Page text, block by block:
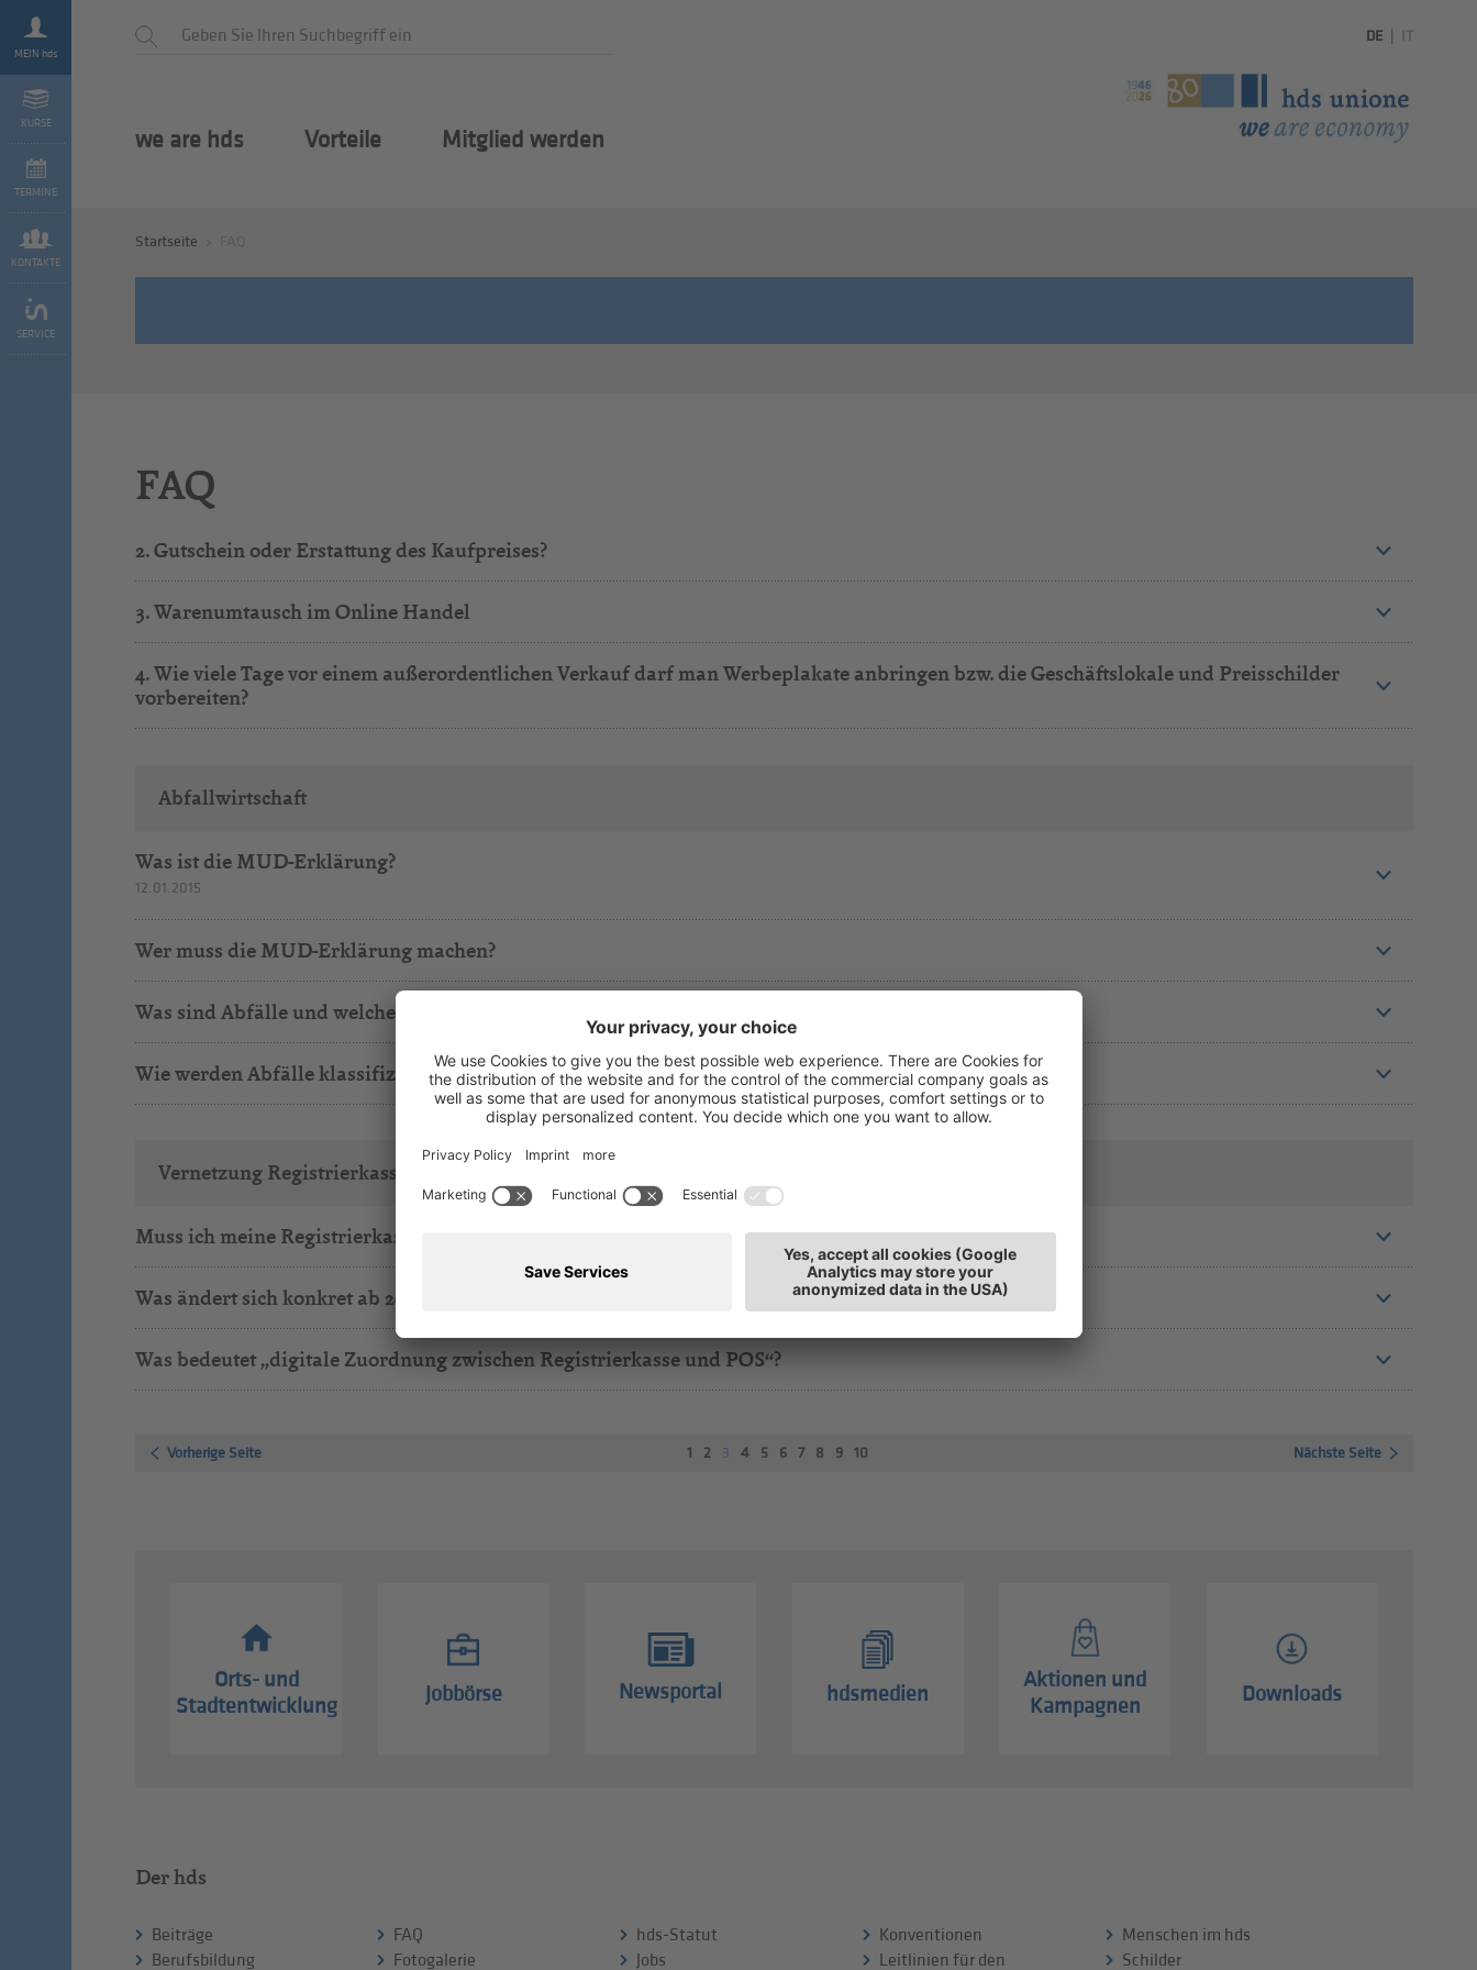
MEIN hds
KURSE
TERMINE
KONTAKTE
SERVICE
DE IT
we are hds Vorteile Mitglied werden
Startseite
FAQ
2. Gutschein oder Erstattung des Kaufpreises?
3. Warenumtausch im Online Handel
4. Wie viele Tage vor einem außerordentlichen Verkauf darf man Werbeplakate anbringen bzw. die Geschäftslokale und Preisschilder
vorbereiten?
Abfallwirtschaft
Was ist die MUD-Erklärung?
12.01.2015
Wer muss die MUD-Erklärung machen?
Was sind Abfälle und welche Art von Abfälle gibt es?
Wie werden Abfälle klassifiziert?
Vernetzung Registrierkasse-POS
Muss ich meine Registrierkasse austauschen, um der Verpflichtung nachzukommen?
Was ändert sich konkret ab 2026?
Was bedeutet „digitale Zuordnung zwischen Registrierkasse und POS“?
Vorherige Seite 1 2 3 4 5 6 7 8 9 10 Nächste Seite
Orts- und
Stadtentwicklung
Jobbörse Newsportal hdsmedien
Aktionen und
Kampagnen
Downloads
Der hds
Beiträge
Berufsbildung
FAQ
Fotogalerie
hds-Statut
Jobs
Konventionen
Leitlinien für den
Menschen im hds
Schilder